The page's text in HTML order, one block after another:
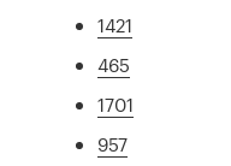
1421
465
1701
957